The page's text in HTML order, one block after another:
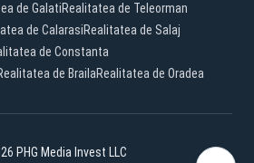
de GalatiRealitatea de Teleorman
de CalarasiRealitatea de Salaj
de Constanta
de BrailaRealitatea de Oradea
PHG Media Invest LLC